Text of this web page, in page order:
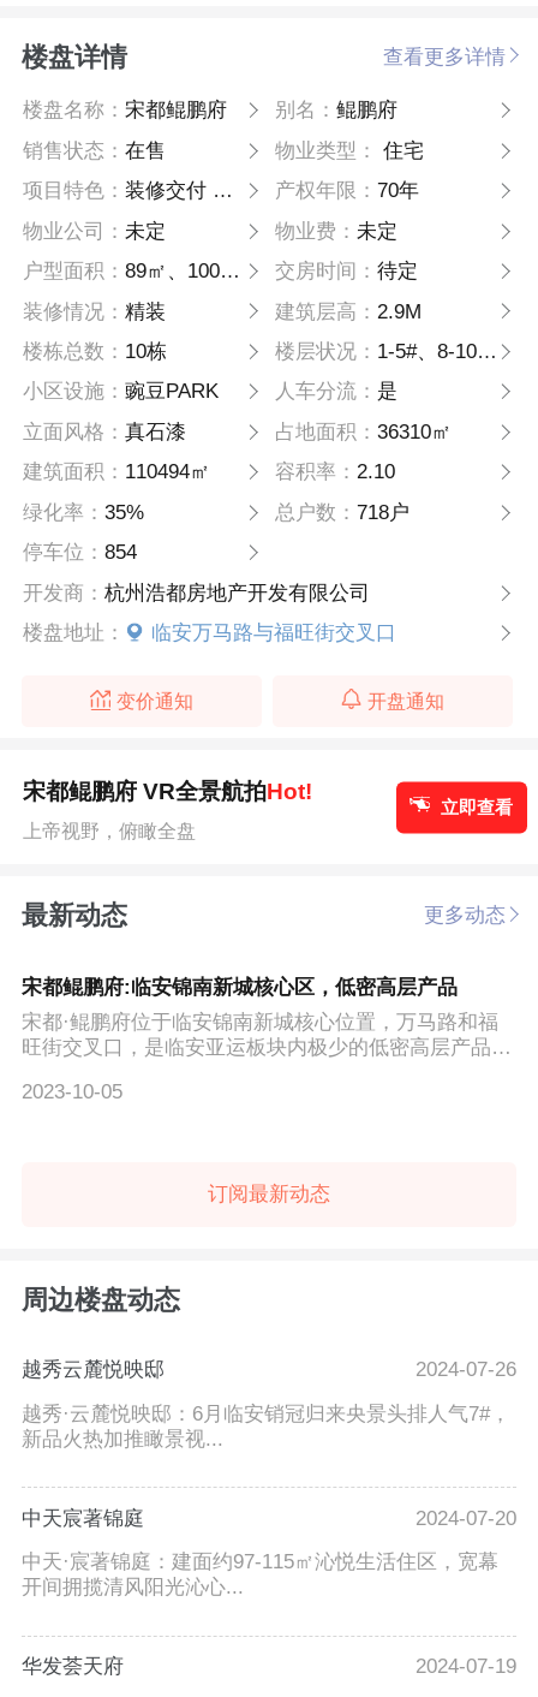
楼盘详情 查看更多详情
楼盘名称：宋都鲲鹏府 别名： 鲲鹏府
销售状态：在售 物业类型：
住宅
项目特色：装修交付 品牌开发商 产权年限： 70年
物业公司： 未定 物业费： 未定
户型面积：89㎡、100㎡、110㎡ 交房时间： 待定
装修情况：精装 建筑层高： 2.9M
楼栋总数： 10栋 楼层状况： 1-5#、8-10#18层；6#、7#17层
小区设施：豌豆PARK 人车分流： 是
立面风格：真石漆 占地面积： 36310㎡
建筑面积： 110494㎡ 容积率： 2.10
绿化率：35% 总户数： 718户
停车位：854
开发商：杭州浩都房地产开发有限公司
楼盘地址：
临安万马路与福旺街交叉口
变价通知 开盘通知
宋都鲲鹏府 VR全景航拍Hot!
上帝视野，俯瞰全盘
立即查看
最新动态 更多动态
宋都鲲鹏府:临安锦南新城核心区，低密高层产品
宋都·鲲鹏府位于临安锦南新城核心位置，万马路和福
旺街交叉口，是临安亚运板块内极少的低密高层产品，
2023-10-05
订阅最新动态
周边楼盘动态
越秀云麓悦映邸
2024-07-26
越秀·云麓悦映邸：6月临安销冠归来央景头排人气7#，
新品火热加推瞰景视...
中天宸著锦庭
2024-07-20
中天·宸著锦庭：建面约97-115㎡沁悦生活住区，宽幕
开间拥揽清风阳光沁心...
华发荟天府
2024-07-19